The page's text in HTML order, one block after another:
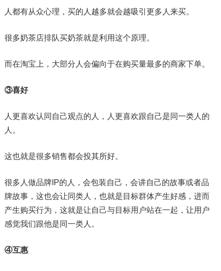
人都有从众心理，买的人越多就会越吸引更多人来买。
很多奶茶店排队买奶茶就是利用这个原理。
而在淘宝上，大部分人会偏向于在购买量最多的商家下单。
③喜好
人更喜欢认同自己观点的人，人更喜欢跟自己是同一类人的
人。
这也就是很多销售都会投其所好。
很多人做品牌IP的人，会包装自己，会讲自己的故事或者品
牌故事，这也会让同类人，也就是目标群体产生好感，进而
产生购买行为，这就是让自己与目标用户站在一起，让用户
感觉我们跟他是同一类人。
④互惠